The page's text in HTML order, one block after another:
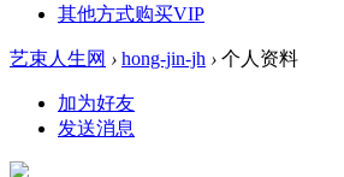
其他方式购买VIP
艺束人生网 › hong-jin-jh › 个人资料
加为好友
发送消息